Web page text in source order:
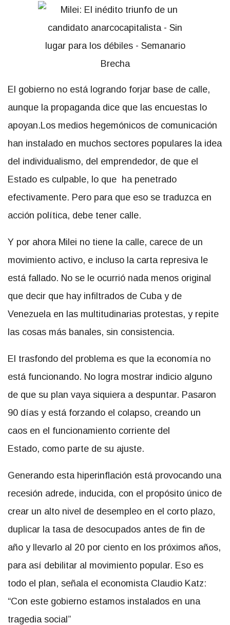
El gobierno no está logrando forjar base de calle,
aunque la propaganda dice que las encuestas lo
apoyan.Los medios hegemónicos de comunicación
han instalado en muchos sectores populares la idea
del individualismo, del emprendedor, de que el
Estado es culpable, lo que ha penetrado
efectivamente. Pero para que eso se traduzca en
acción política, debe tener calle.
Y por ahora Milei no tiene la calle, carece de un
movimiento activo, e incluso la carta represiva le
está fallado. No se le ocurrió nada menos original
que decir que hay infiltrados de Cuba y de
Venezuela en las multitudinarias protestas, y repite
las cosas más banales, sin consistencia.
El trasfondo del problema es que la economía no
está funcionando. No logra mostrar indicio alguno
de que su plan vaya siquiera a despuntar. Pasaron
90 días y está forzando el colapso, creando un
caos en el funcionamiento corriente del
Estado, como parte de su ajuste.
Generando esta hiperinflación está provocando una
recesión adrede, inducida, con el propósito único de
crear un alto nivel de desempleo en el corto plazo,
duplicar la tasa de desocupados antes de fin de
año y llevarlo al 20 por ciento en los próximos años,
para así debilitar al movimiento popular. Eso es
todo el plan, señala el economista Claudio Katz:
“Con este gobierno estamos instalados en una
tragedia social”